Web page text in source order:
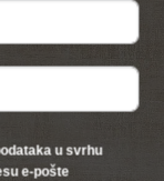
u svrhu
e-pošte